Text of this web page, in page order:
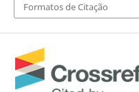
Formatos de Citação